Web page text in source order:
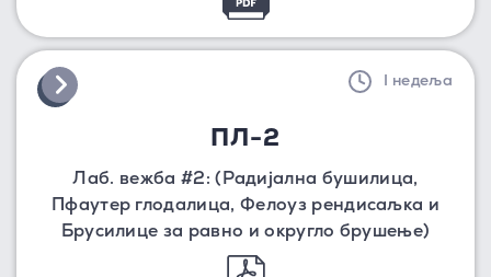
ПЛ-2
Лаб. вежба #2: (Радијална бушилица,
Пфаутер глодалица, Фелоуз рендисаљка и
Брусилице за равно и округло брушење)
I недеља